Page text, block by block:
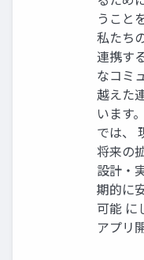
うこと
私たち
連携す
なコミ
越えた
います
では、
将来の
設計・
期的に
可能 に
アプリ